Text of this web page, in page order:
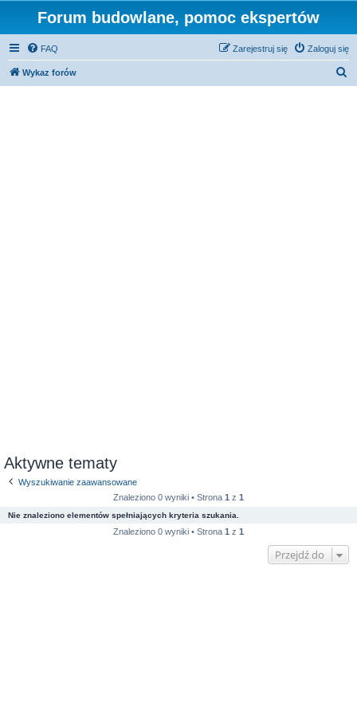
Forum budowlane, pomoc ekspertów
FAQ Zaloguj się
Zarejestruj się
Wykaz forów
Aktywne tematy
Wyszukiwanie zaawansowane
Znaleziono 0 wyniki • Strona 1 z 1
Nie znaleziono elementów spełniających kryteria szukania.
Znaleziono 0 wyniki • Strona 1 z 1
Przejdź do